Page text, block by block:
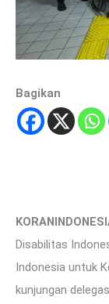
Bagikan
Disabilitas
Indonesia untuk
kunjungan